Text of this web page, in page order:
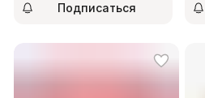
Подписаться